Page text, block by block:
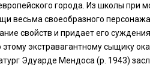
города. Из школы при
весьма своеобразно­го
свойств и придает его
экстравагантному сыщику
Эдуарде Мендоса (р. 1943)